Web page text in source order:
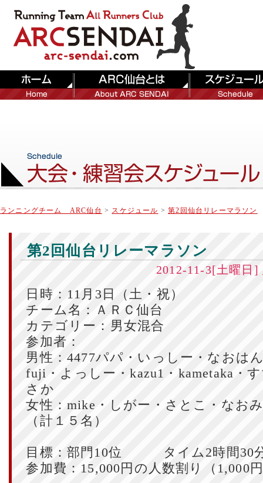
ランニングチーム ARC仙台 > スケジュール >第2回仙台リレーマラソン
第2回仙台リレーマラソン
2012-11-3[土曜日]
日時：11月3日（土・祝）
チーム名：ＡＲＣ仙台
カテゴリー：男女混合
参加者：
男性：4477パパ・いっしー・なおは
fuji・よっしー・kazu1・kametaka・
さか
女性：mike・しがー・さとこ・なお
（計１５名）
目標：部門10位 タイム2時間30
参加費：15,000円の人数割り（1,000